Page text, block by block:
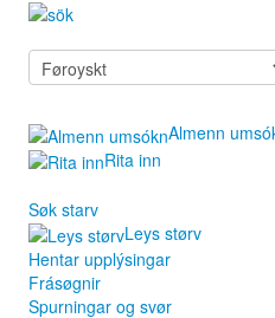
Almenn
Rita inn
Søk starv
Leys størv
Hentar upplýsingar
Frásøgnir
Spurningar og svør